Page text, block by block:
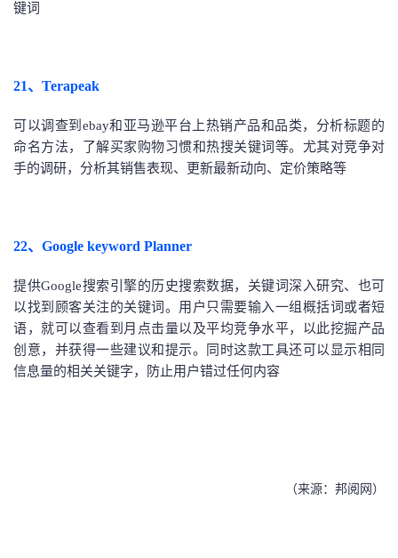
键词
21、Terapeak
可以调查到ebay和亚马逊平台上热销产品和品类，分析标题的
命名方法，了解买家购物习惯和热搜关键词等。尤其对竞争对
手的调研，分析其销售表现、更新最新动向、定价策略等
22、Google keyword Planner
提供Google搜索引擎的历史搜索数据，关键词深入研究、也可
以找到顾客关注的关键词。用户只需要输入一组概括词或者短
语，就可以查看到月点击量以及平均竞争水平，以此挖掘产品
创意，并获得一些建议和提示。同时这款工具还可以显示相同
信息量的相关关键字，防止用户错过任何内容
（来源：邦阅网）